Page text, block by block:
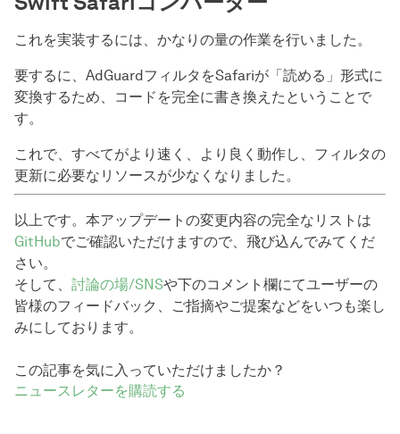
これを実装するには、かなりの量の作業を行いました。
要するに、AdGuardフィルタをSafariが「読める」形式に
変換するため、コードを完全に書き換えたということで
す。
これで、すべてがより速く、より良く動作し、フィルタの
更新に必要なリソースが少なくなりました。
以上です。本アップデートの変更内容の完全なリストは
GitHubでご確認いただけますので、飛び込んでみてくだ
さい。
そして、 討論の場/SNSや下のコメント欄にてユーザーの
皆様のフィードバック、ご指摘やご提案などをいつも楽し
みにしております。
この記事を気に入っていただけましたか？
ニュースレターを購読する